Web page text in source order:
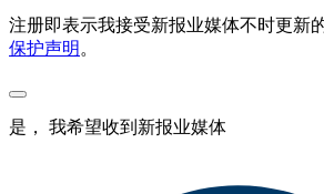
注册即表示我接受新报业媒体不时更新
保护声明 。
是， 我希望收到新报业媒体